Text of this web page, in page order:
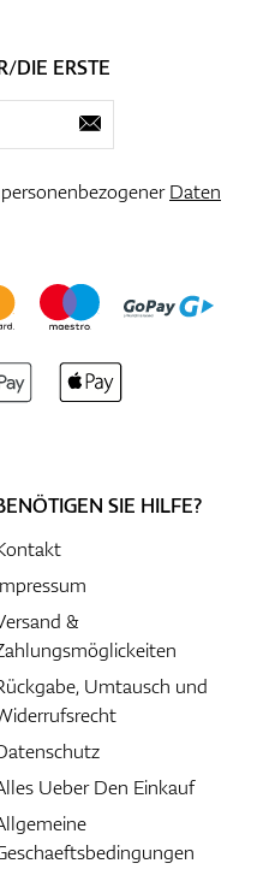
DIE ERSTE
Daten
SIE HILFE?
&
Umtausch und
Ueber Den Einkauf